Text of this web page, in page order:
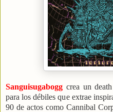
Sanguisugabogg crea un
para los débiles que extrae
90 de actos como Cannibal